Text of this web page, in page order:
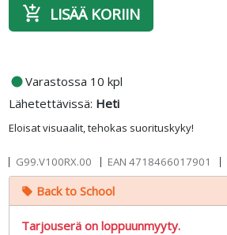
Eloisat visuaalit, tehokas suorituskyky!
add_shopping_cart LISÄÄ KORIIN
fiber_manual_recordVarastossa 10 kpl
Lähetettävissä: Heti
G99.V100RX.00 EAN 4718466017901
local_offer Back to School
Tarjouserä on loppuunmyyty.